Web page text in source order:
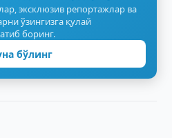
эксклюзив репортажлар ва
ўзингизга қулай
боринг.
бўлинг